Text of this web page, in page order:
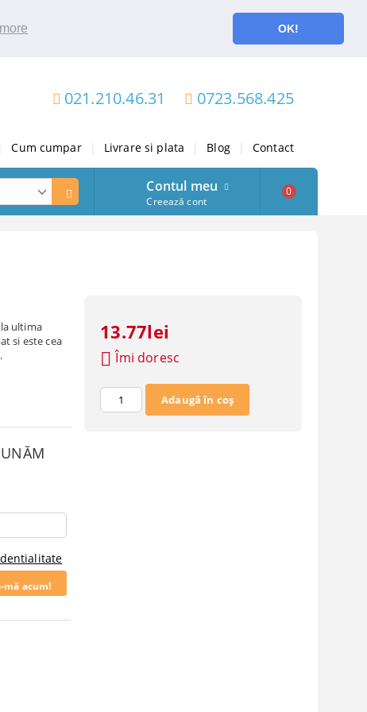
OK!
021.210.46.31 0723.568.425
Cum cumpar Livrare si plata Blog Contact
Contul meu
Creează cont
0
ultima
si este cea
13.77lei
Îmi doresc